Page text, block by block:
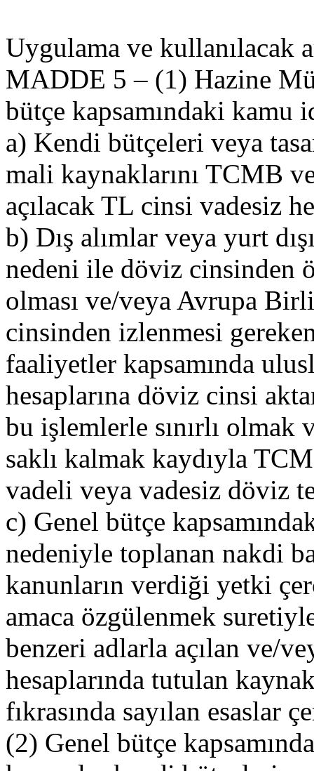
Uygulama ve kullanılacak
MADDE 5 – (1) Hazine
bütçe kapsamındaki kamu
a) Kendi bütçeleri veya
mali kaynaklarını TCMB
açılacak TL cinsi vadesiz
b) Dış alımlar veya yurt
nedeni ile döviz cinsinden
olması ve/veya Avrupa
cinsinden izlenmesi
faaliyetler kapsamında
hesaplarına döviz cinsi
bu işlemlerle sınırlı
saklı kalmak kaydıyla
vadeli veya vadesiz döviz
c) Genel bütçe
nedeniyle toplanan nakdi
kanunların verdiği yetki
amaca özgülenmek
benzeri adlarla açılan ve/
hesaplarında tutulan
fıkrasında sayılan esaslar
(2) Genel bütçe